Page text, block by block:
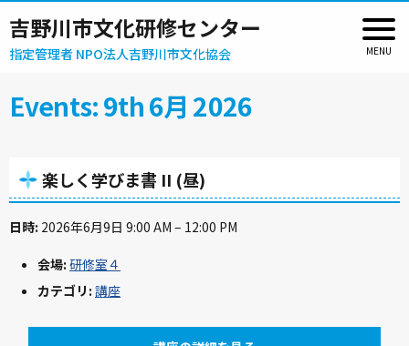
吉野川市文化研修センター
指定管理者 NPO法人吉野川市文化協会
Events: 9th 6月 2026
楽しく学びま書 II (昼)
日時: 2026年6月9日 9:00 AM – 12:00 PM
会場: 研修室４
カテゴリ: 講座